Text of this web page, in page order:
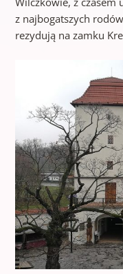
z najbogatszych
rezydują na zamku